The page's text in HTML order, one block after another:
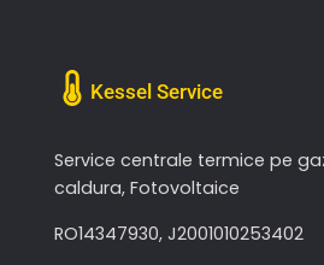
Kessel Service
Service centrale termice pe
caldura, Fotovoltaice
RO14347930, J2001010253402